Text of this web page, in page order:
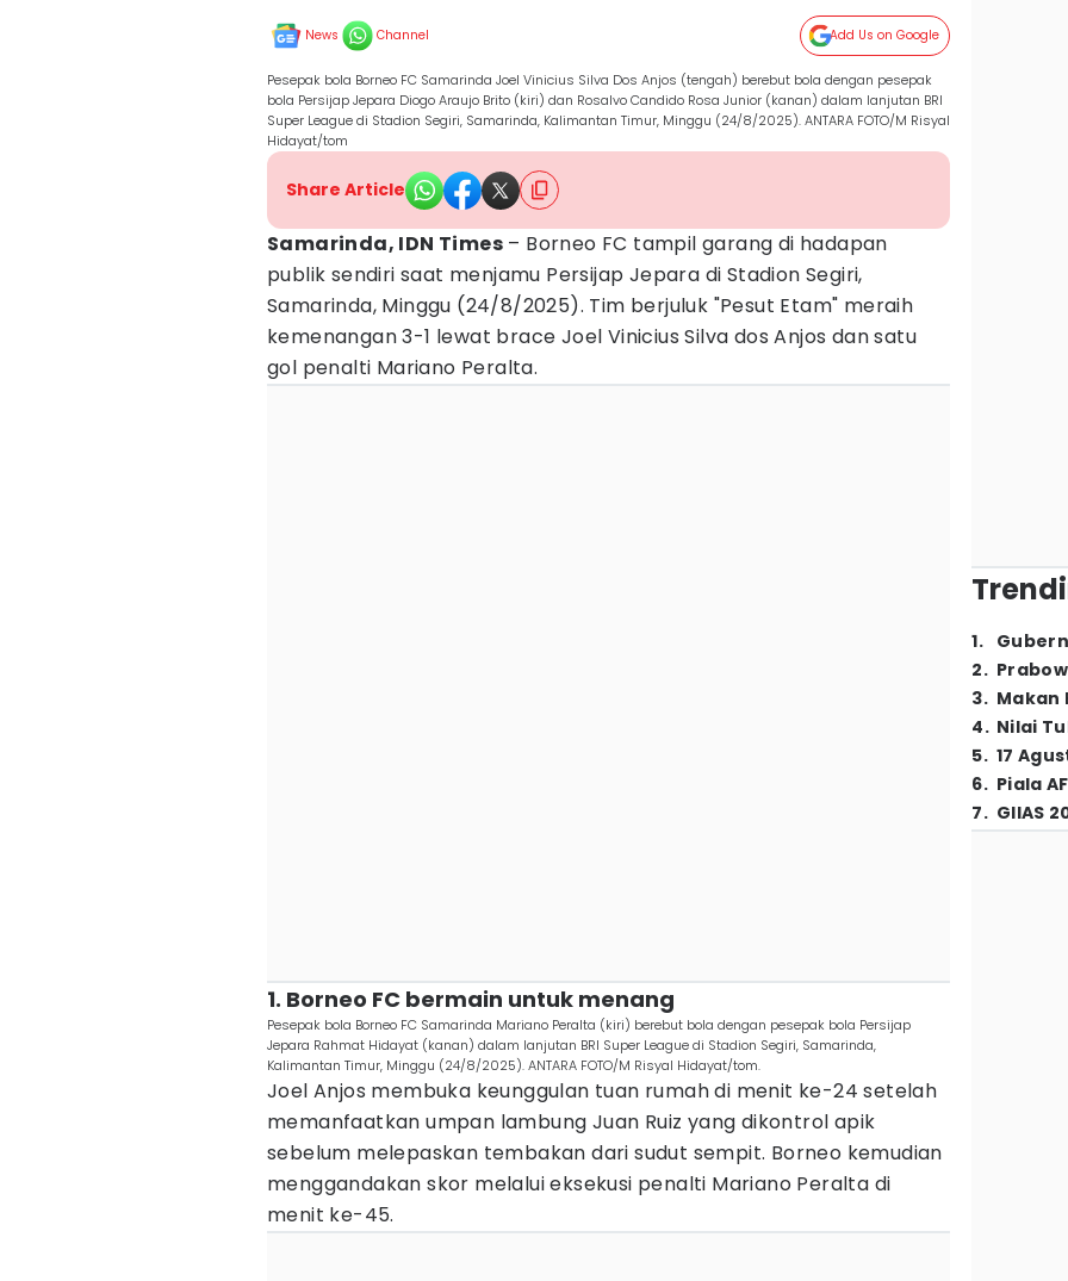
News Channel Add Us on Google
Pesepak bola Borneo FC Samarinda Joel Vinicius Silva Dos Anjos (tengah) berebut bola dengan pesepak
bola Persijap Jepara Diogo Araujo Brito (kiri) dan Rosalvo Candido Rosa Junior (kanan) dalam lanjutan BRI
Super League di Stadion Segiri, Samarinda, Kalimantan Timur, Minggu (24/8/2025). ANTARA FOTO/M Risyal
Hidayat/tom
Share Article
Samarinda, IDN Times – Borneo FC tampil garang di hadapan
publik sendiri saat menjamu Persijap Jepara di Stadion Segiri,
Samarinda, Minggu (24/8/2025). Tim berjuluk "Pesut Etam" meraih
kemenangan 3-1 lewat brace Joel Vinicius Silva dos Anjos dan satu
gol penalti Mariano Peralta.
1. Borneo FC bermain untuk menang
Pesepak bola Borneo FC Samarinda Mariano Peralta (kiri) berebut bola dengan pesepak bola Persijap
Jepara Rahmat Hidayat (kanan) dalam lanjutan BRI Super League di Stadion Segiri, Samarinda,
Kalimantan Timur, Minggu (24/8/2025). ANTARA FOTO/M Risyal Hidayat/tom.
Joel Anjos membuka keunggulan tuan rumah di menit ke-24 setelah
memanfaatkan umpan lambung Juan Ruiz yang dikontrol apik
sebelum melepaskan tembakan dari sudut sempit. Borneo kemudian
menggandakan skor melalui eksekusi penalti Mariano Peralta di
menit ke-45.
1.
2.
3. Makan
4. Nilai
5. 17
6. Piala
7. GIIAS